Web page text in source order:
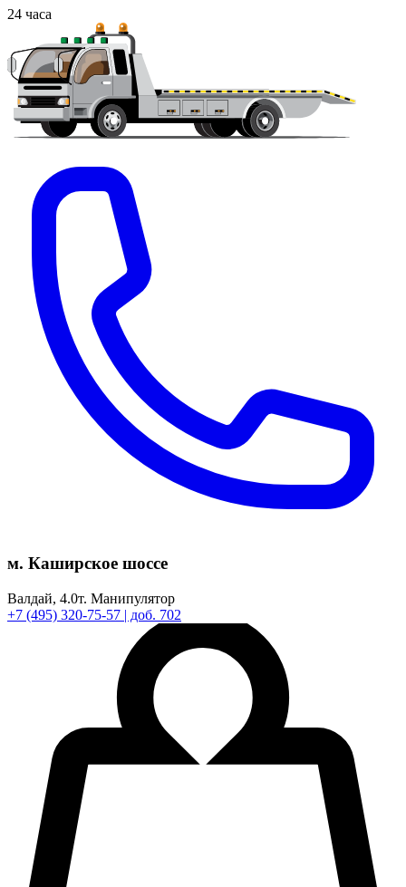
24 часа
м. Каширское шоссе
Валдай, 4.0т. Манипулятор
+7 (495) 320-75-57 | доб. 702